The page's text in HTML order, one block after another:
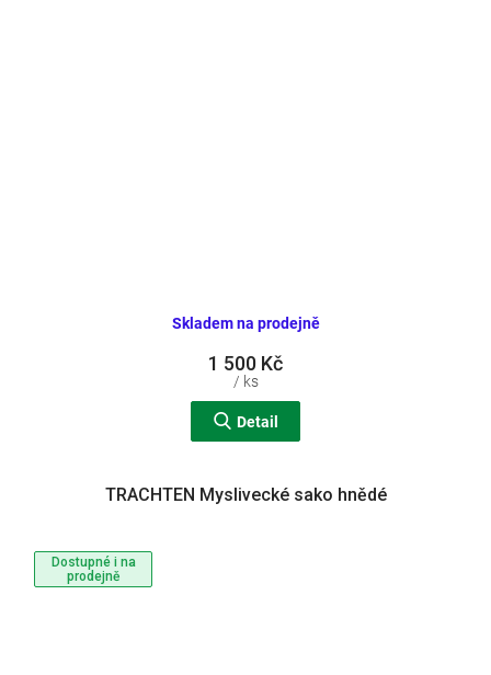
Skladem na prodejně
1 500 Kč
/ ks
Detail
Dostupné i na
prodejně
TRACHTEN Myslivecké sako hnědé